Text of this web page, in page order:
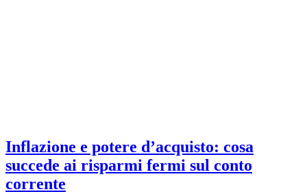
Inflazione e potere d’acquisto: cosa
succede ai risparmi fermi sul conto
corrente